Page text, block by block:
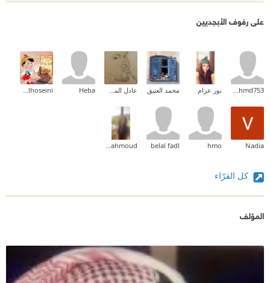
على رفوف الأبجديين
abuahmd753 نور عزام محمد العتيق عادل المسيري Heba
ayman elhoseini
Nadia
hmo
belal fadl
Pakinam Mahmoud
كل القرّاء
المؤلف